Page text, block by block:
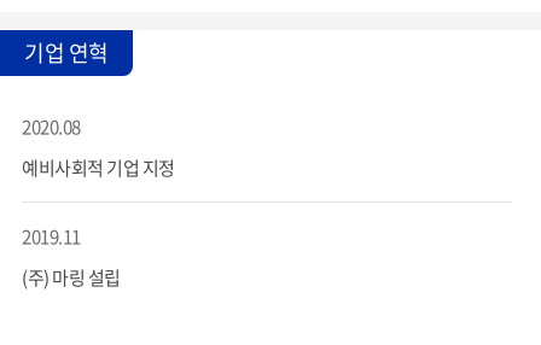
기업 연혁
2020.08
예비사회적 기업 지정
2019.11
(주) 마링 설립